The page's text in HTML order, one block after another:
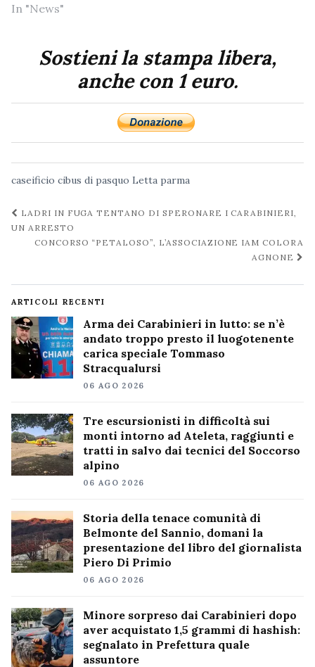
In "News"
Sostieni la stampa libera,
anche con 1 euro.
caseificio cibus di pasquo Letta parma
Navigazione
post
LADRI IN FUGA TENTANO DI SPERONARE I CARABINIERI,
UN ARRESTO
CONCORSO “PETALOSO”, L’ASSOCIAZIONE IAM COLORA
AGNONE
ARTICOLI RECENTI
Arma dei Carabinieri in lutto: se n’è
andato troppo presto il luogotenente
carica speciale Tommaso
Stracqualursi
06 AGO 2026
Tre escursionisti in difficoltà sui
monti intorno ad Ateleta, raggiunti e
tratti in salvo dai tecnici del Soccorso
alpino
06 AGO 2026
Storia della tenace comunità di
Belmonte del Sannio, domani la
presentazione del libro del giornalista
Piero Di Primio
06 AGO 2026
Minore sorpreso dai Carabinieri dopo
aver acquistato 1,5 grammi di hashish:
segnalato in Prefettura quale
assuntore